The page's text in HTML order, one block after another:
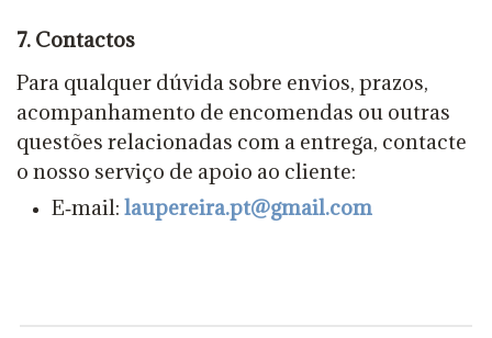
7. Contactos
Para qualquer dúvida sobre envios, prazos,
acompanhamento de encomendas ou outras
questões relacionadas com a entrega, contacte
o nosso serviço de apoio ao cliente:
E‑mail:laupereira.pt@gmail.com